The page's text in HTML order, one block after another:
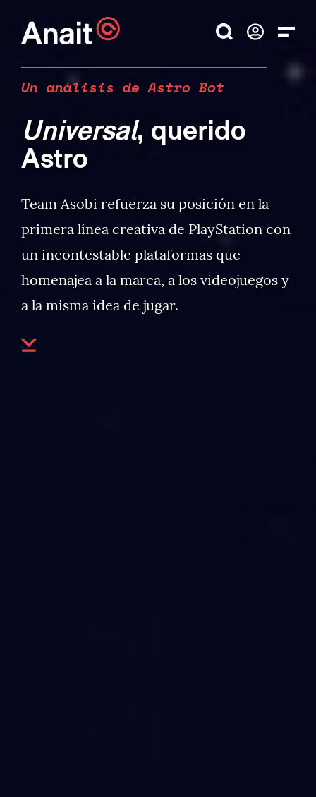
Un análisis de Astro Bot
Universal, querido
Astro
Team Asobi refuerza su posición en la
primera línea creativa de PlayStation con
un incontestable plataformas que
homenajea a la marca, a los videojuegos y
a la misma idea de jugar.